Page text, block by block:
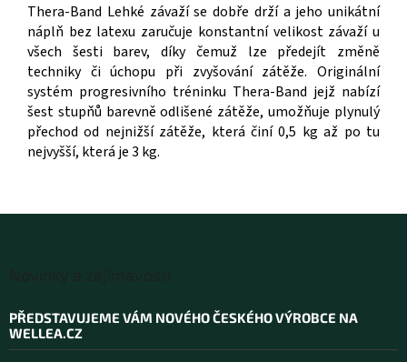
Thera-Band Lehké závaží se dobře drží a jeho unikátní
náplň bez latexu zaručuje konstantní velikost závaží u
všech šesti barev, díky čemuž lze předejít změně
techniky či úchopu při zvyšování zátěže. Originální
systém progresivního tréninku Thera-Band jejž nabízí
šest stupňů barevně odlišené zátěže, umožňuje plynulý
přechod od nejnižší zátěže, která činí 0,5 kg až po tu
nejvyšší, která je 3 kg.
PŘEDSTAVUJEME VÁM NOVÉHO ČESKÉHO VÝROBCE NA
WELLEA.CZ